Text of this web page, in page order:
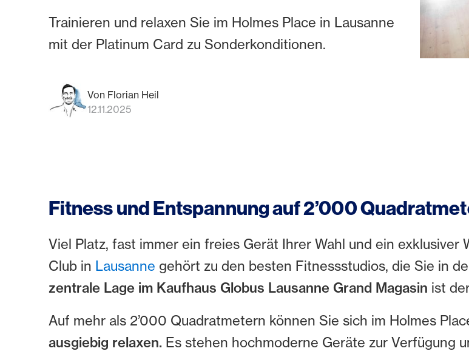
Trainieren und relaxen Sie im Holmes Place in Lausanne
mit der Platinum Card zu Sonderkonditionen.
Von Florian Heil
12.11.2025
Fitness und Entspannung auf 2’000
Viel Platz, fast immer ein freies Gerät Ihrer Wahl und ein exklusiver
Club in Lausanne gehört zu den besten Fitnessstudios, die Sie in
zentrale Lage im Kaufhaus Globus Lausanne Grand Magasin ist
Auf mehr als 2’000 Quadratmetern können Sie sich im Holmes
ausgiebig relaxen. Es stehen hochmoderne Geräte zur Verfügung